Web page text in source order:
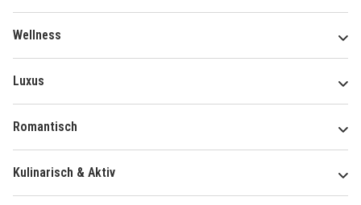
Wellness
Luxus
Romantisch
Kulinarisch & Aktiv